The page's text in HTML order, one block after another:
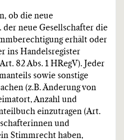
ob die neue
der neue Gesellschafter die
erhält oder
ins Handelsregister
82 Abs. 1 HRegV). Jeder
sowie sonstige
(z.B. Änderung von
Anzahl und
einzutragen (Art.
und
Stimmrecht haben,